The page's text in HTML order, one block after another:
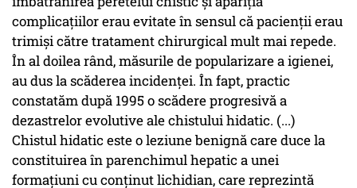
complicațiilor erau evitate în sensul că pacienții erau
trimiși către tratament chirurgical mult mai repede.
În al doilea rând, măsurile de popularizare a igienei,
au dus la scăderea incidenței. În fapt, practic
constatăm după 1995 o scădere progresivă a
dezastrelor evolutive ale chistului hidatic. (...)
Chistul hidatic este o leziune benignă care duce la
constituirea în parenchimul hepatic a unei
formațiuni cu conținut lichidian, care reprezintă